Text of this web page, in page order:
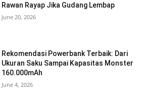
Rawan Rayap Jika Gudang Lembap
June 20, 2026
Rekomendasi Powerbank Terbaik: Dari
Ukuran Saku Sampai Kapasitas Monster
160.000mAh
June 4, 2026